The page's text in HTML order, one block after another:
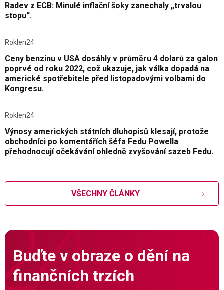
Radev z ECB: Minulé inflační šoky zanechaly „trvalou
stopu“.
Roklen24
Ceny benzinu v USA dosáhly v průměru 4 dolarů za galon
poprvé od roku 2022, což ukazuje, jak válka dopadá na
americké spotřebitele před listopadovými volbami do
Kongresu.
Roklen24
Výnosy amerických státních dluhopisů klesají, protože
obchodníci po komentářích šéfa Fedu Powella
přehodnocují očekávání ohledně zvyšování sazeb Fedu.
VŠECHNY ČLÁNKY
Buďte v obraze o dění na
finančních trzích